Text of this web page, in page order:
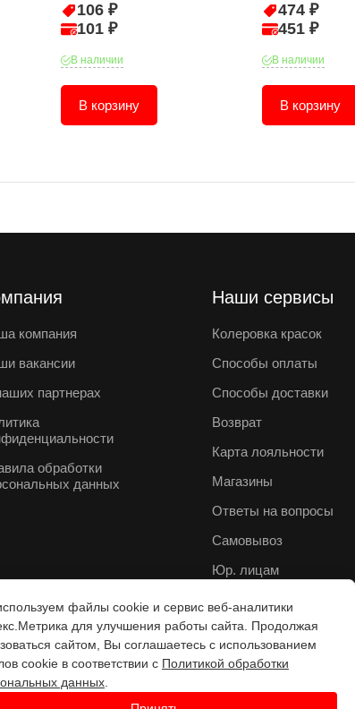
106 ₽
101 ₽
В наличии
В корзину
474 ₽
451 ₽
В наличии
В корзину
компания
вакансии
партнерах
обработки
данных
Наши сервисы
Колеровка красок
Способы оплаты
Способы доставки
Возврат
Карта лояльности
Магазины
Ответы на вопросы
Самовывоз
Юр. лицам
файлы cookie и сервис веб-аналитики
для улучшения работы сайта. Продолжая
сайтом, Вы соглашаетесь с использованием
cookie в соответствии с Политикой обработки
данных